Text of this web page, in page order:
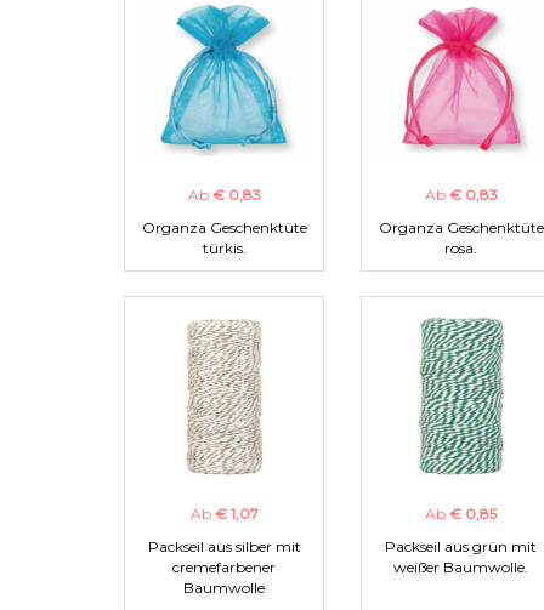
Ab € 0,83
Organza Geschenktüte
türkis.
Ab € 0,83
Organza Geschenktüte
rosa.
Ab € 1,07
Packseil aus silber mit
cremefarbener
Baumwolle
Ab € 0,85
Packseil aus grün mit
weißer Baumwolle.